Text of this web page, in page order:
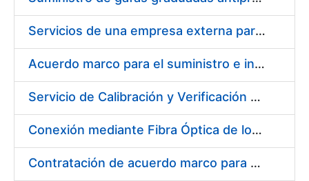
Servicios de una empresa externa para el asesoramiento y resolución de los recursos de alzada que se presentan relacionados con procesos de selección para la FNMT-RCM
Acuerdo marco para el suministro e instalación de persianas, estores y otros complementos
Servicio de Calibración y Verificación Externa de los Equipos de Medición del Servicio de Prevención de la FNMT-RCM
Conexión mediante Fibra Óptica de los Centros de Proceso de Datos (CPDs) de las sedes de la FNMT-RCM de Burgos y Madrid
Contratación de acuerdo marco para el Suministro de Material de Electricidad para la Fábrica Nacional de Moneda y Timbre-Real Casa de la Moneda en su centro de trabajo de Burgos